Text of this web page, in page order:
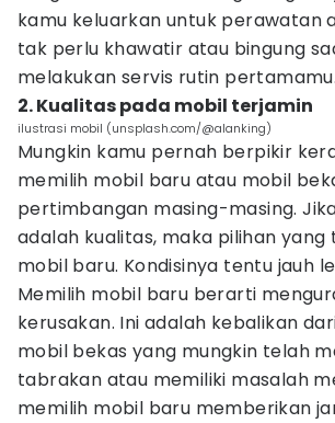
kamu keluarkan untuk perawatan
tak perlu khawatir atau bingung
melakukan servis rutin pertamamu.
2. Kualitas pada mobil terjamin
ilustrasi mobil (unsplash.com/@alanking)
Mungkin kamu pernah berpikir
memilih mobil baru atau mobil
pertimbangan masing-masing.
adalah kualitas, maka pilihan
mobil baru. Kondisinya tentu jauh
Memilih mobil baru berarti
kerusakan. Ini adalah kebalikan
mobil bekas yang mungkin telah
tabrakan atau memiliki masalah
memilih mobil baru memberikan